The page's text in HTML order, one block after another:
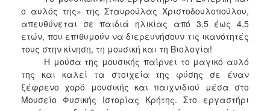
2018
2017
2016
2015
2012
ο αυλός της» της Σταυρούλας Χριστοδουλοπούλου,
απευθύνεται σε παιδιά ηλικίας από 3,5 έως 4,5
ετών, που επιθυμούν να διερευνήσουν τις ικανότητές
τους στην κίνηση, τη μουσική και τη Βιολογία!
Η μούσα της μουσικής παίρνει το μαγικό αυλό
της και καλεί τα στοιχεία της φύσης σε έναν
ξέφρενο χορό μουσικής και παιχνιδιού μέσα στο
Μουσείο Φυσικής Ιστορίας Κρήτης. Στο εργαστήρι